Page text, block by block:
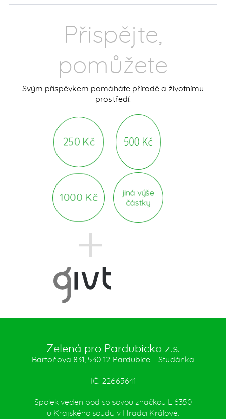
Přispějte,
pomůžete
Svým příspěvkem pomáháte přírodě a životnímu
prostředí.
250 Kč 500 Kč
1000 Kč
jiná výše
částky
Zelená pro Pardubicko z.s.
Bartoňova 831, 530 12 Pardubice – Studánka
IČ: 22665641
Spolek veden pod spisovou značkou L 6350
u Krajského soudu v Hradci Králové.